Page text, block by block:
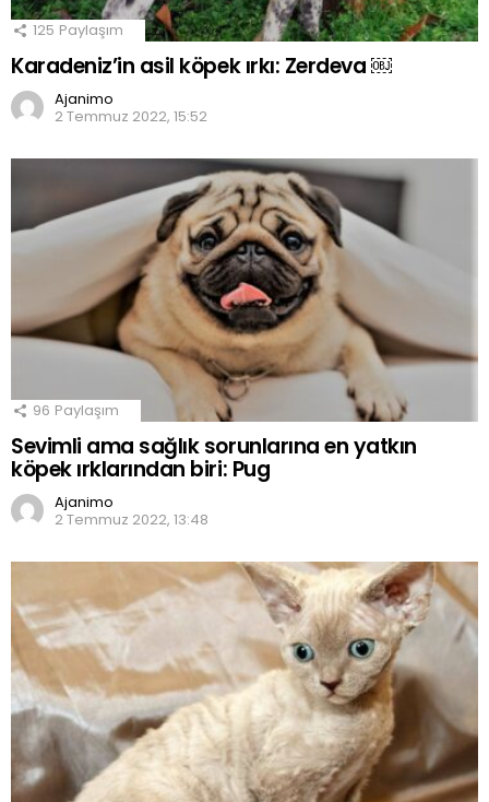
125 Paylaşım
Karadeniz’in asil köpek ırkı: Zerdeva ￼
Ajanimo
2 Temmuz 2022, 15:52
96 Paylaşım
Sevimli ama sağlık sorunlarına en yatkın
köpek ırklarından biri: Pug
Ajanimo
2 Temmuz 2022, 13:48